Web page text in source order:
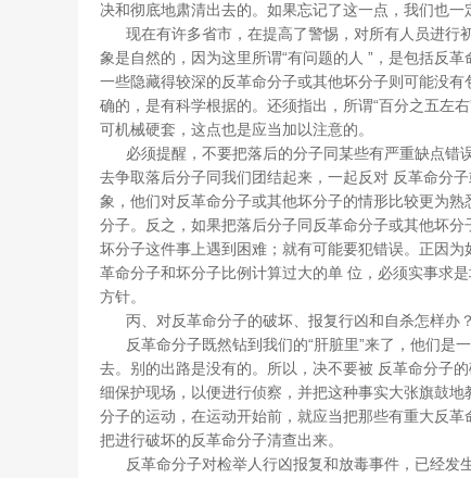
决和彻底地肃清出去的。如果忘记了这一点，我们也一
现在有许多省市，在提高了警惕，对所有人员进行
象是自然的，因为这里所谓“有问题的人 ”，是包括反
一些隐藏得较深的反革命分子或其他坏分子则可能没
确的，是有科学根据的。还须指出，所谓“百分之五左
可机械硬套，这点也是应当加以注意的。
必须提醒，不要把落后的分子同某些有严重缺点错
去争取落后分子同我们团结起来，一起反对 反革命分
象，他们对反革命分子或其他坏分子的情形比较更为
分子。反之，如果把落后分子同反革命分子或其他坏
坏分子这件事上遇到困难；就有可能要犯错误。正因
革命分子和坏分子比例计算过大的单 位，必须实事求
方针。
丙、对反革命分子的破坏、报复行凶和自杀怎样办？
反革命分子既然钻到我们的“肝脏里”来了，他们是
去。别的出路是没有的。所以，决不要被 反革命分子
细保护现场，以便进行侦察，并把这种事实大张旗鼓
分子的运动，在运动开始前，就应当把那些有重大反
把进行破坏的反革命分子清查出来。
反革命分子对检举人行凶报复和放毒事件，已经发